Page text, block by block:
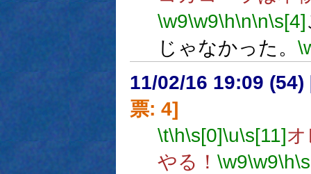
\w9\w9\h\n\n\s[4]
じゃなかった。
11/02/16 19:09 (54)
票: 4]
\t\h\s[0]\u\s[11]
やる！ \w9\w9\h